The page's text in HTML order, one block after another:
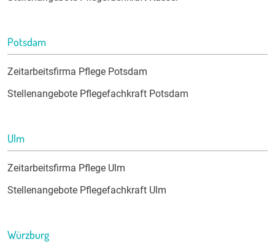
Potsdam
Zeitarbeitsfirma Pflege Potsdam
Stellenangebote Pflegefachkraft Potsdam
Ulm
Zeitarbeitsfirma Pflege Ulm
Stellenangebote Pflegefachkraft Ulm
Würzburg